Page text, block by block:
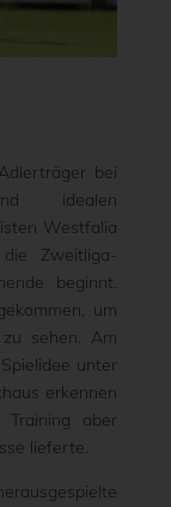
bei
idealen
Westfalia
Zweitliga-
beginnt.
um
sehen. Am
unter
erkennen
aber
lieferte.